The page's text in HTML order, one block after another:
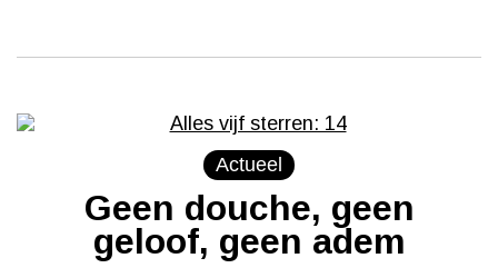
Actueel
Geen douche, geen
geloof, geen adem